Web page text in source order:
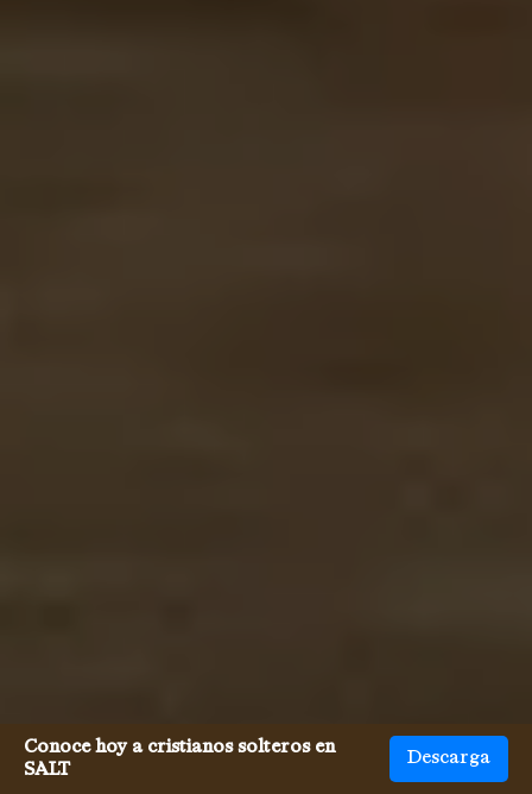
Conoce hoy a cristianos solteros en
SALT
Descarga